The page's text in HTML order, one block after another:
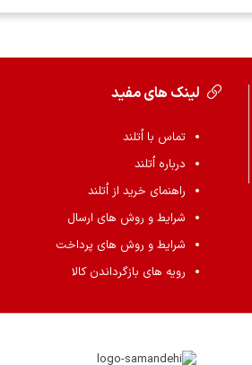
لینک های مفید
تماس با اُتلند
درباره اُتلند
راهنمای خرید از اُتلند
شرایط و روش های ارسال
شرایط و روش های پرداخت
رویه های بازگرداندن کالا